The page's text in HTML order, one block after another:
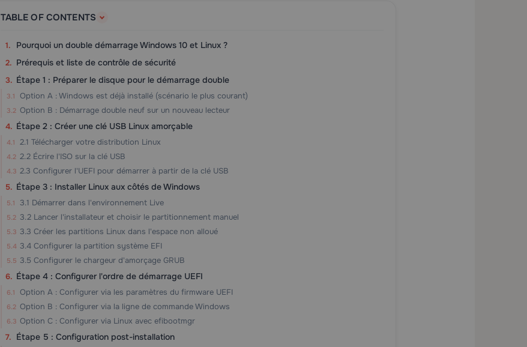
TABLE OF CONTENTS
Pourquoi un double démarrage Windows 10 et Linux ?
Prérequis et liste de contrôle de sécurité
Étape 1 : Préparer le disque pour le démarrage double
Option A : Windows est déjà installé (scénario le plus courant)
Option B : Démarrage double neuf sur un nouveau lecteur
Étape 2 : Créer une clé USB Linux amorçable
2.1 Télécharger votre distribution Linux
2.2 Écrire l'ISO sur la clé USB
2.3 Configurer l'UEFI pour démarrer à partir de la clé USB
Étape 3 : Installer Linux aux côtés de Windows
3.1 Démarrer dans l'environnement Live
3.2 Lancer l'installateur et choisir le partitionnement manuel
3.3 Créer les partitions Linux dans l'espace non alloué
3.4 Configurer la partition système EFI
3.5 Configurer le chargeur d'amorçage GRUB
Étape 4 : Configurer l'ordre de démarrage UEFI
Option A : Configurer via les paramètres du firmware UEFI
Option B : Configurer via la ligne de commande Windows
Option C : Configurer via Linux avec efibootmgr
Étape 5 : Configuration post-installation